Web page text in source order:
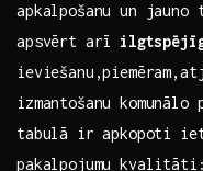
apkalpošanu un
apsvērt arī
izmantošanu komunālo
‍tabulā ir​ apkopoti
pakalpojumu​ kvalitāti: